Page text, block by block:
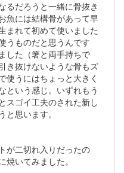
るだろうと一緒に骨抜き
魚には結構骨があって早
まれて初めて使いました
うものだと思うんです
した（箸と両手持ちで
き抜けないような骨もズ
使うにはちょっと大きく
という感じ。いずれもう
スゴイ工夫のされた新し
と思います。
が二切れ入りだったの
いてみました。